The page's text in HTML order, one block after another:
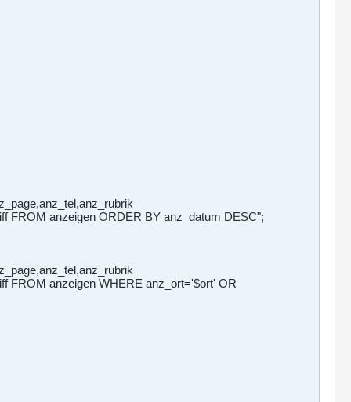
FROM anzeigen ORDER BY anz_datum DESC";
FROM anzeigen WHERE anz_ort='$ort' OR